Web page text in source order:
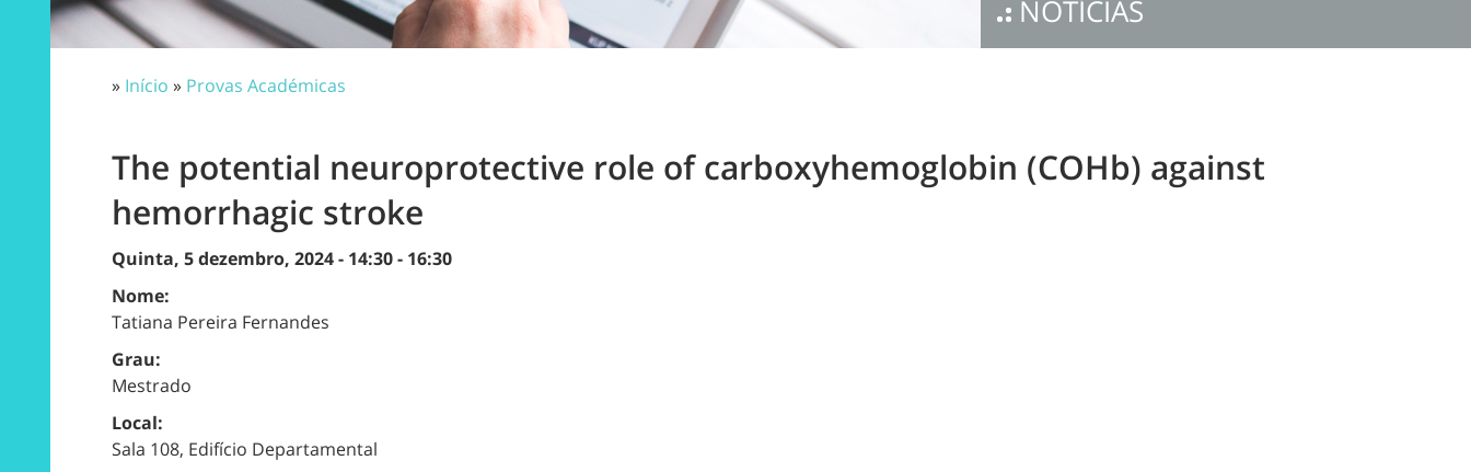
NOTÍCIAS
» Início » Provas Académicas
The potential neuroprotective role of carboxyhemoglobin (COHb) against
hemorrhagic stroke
Quinta, 5 dezembro, 2024 - 14:30- 16:30
Nome:
Tatiana Pereira Fernandes
Grau:
Mestrado
Local:
Sala 108, Edifício Departamental